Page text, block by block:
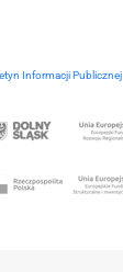
Informacji Publicznej